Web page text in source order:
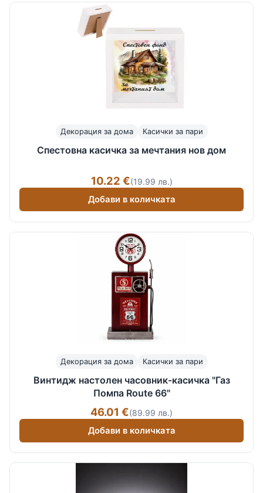
Декорация за дома Касички за пари
Спестовна касичка за мечтания нов дом
10.22 €(19.99 лв.)
Добави в количката
Декорация за дома Касички за пари
Винтидж настолен часовник-касичка "Газ
Помпа Route 66"
46.01 €(89.99 лв.)
Добави в количката